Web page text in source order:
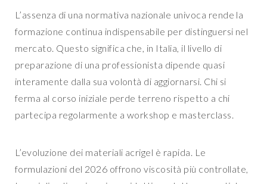
L’assenza di una normativa nazionale univoca rende la
formazione continua indispensabile per distinguersi nel
mercato. Questo significa che, in Italia, il livello di
preparazione di una professionista dipende quasi
interamente dalla sua volontà di aggiornarsi. Chi si
ferma al corso iniziale perde terreno rispetto a chi
partecipa regolarmente a workshop e masterclass.
L’evoluzione dei materiali acrigel è rapida. Le
formulazioni del 2026 offrono viscosità più controllate,